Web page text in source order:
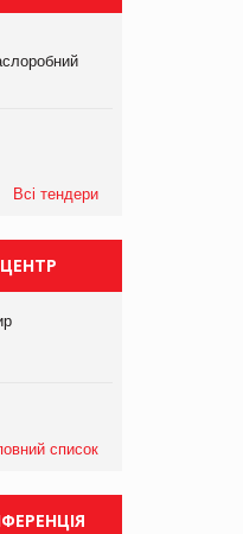
Яна Сараніна, директор
Всі тендери
список